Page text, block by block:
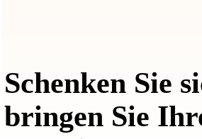
Schenken Sie
bringen Sie